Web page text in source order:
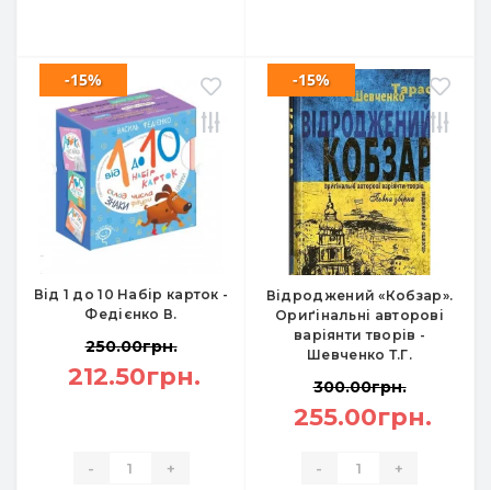
Від 1 до 10 Набір карток -
Федієнко В.
-15%
250.00грн.
212.50грн.
- +
Відроджений «Кобзар».
Ориґінальні авторові
варіянти творів -
Шевченко Т.Г.
-15%
300.00грн.
255.00грн.
- +